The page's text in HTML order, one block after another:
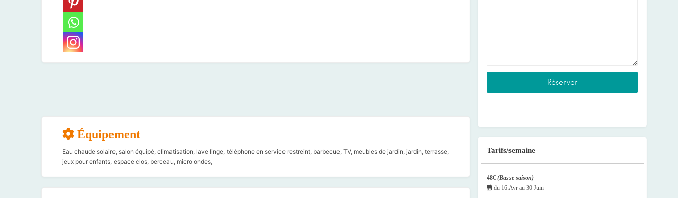
Équipement
Eau chaude solaire, salon équipé, climatisation, lave linge, téléphone en service restreint, barbecue, TV, meubles de jardin, jardin, terrasse,
jeux pour enfants, espace clos, berceau, micro ondes,
Tarifs/semaine
48€ (Basse saison)
du 16 Avr au 30 Juin